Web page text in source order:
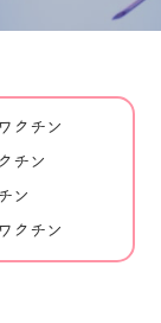
クチン
チン
ン
クチン